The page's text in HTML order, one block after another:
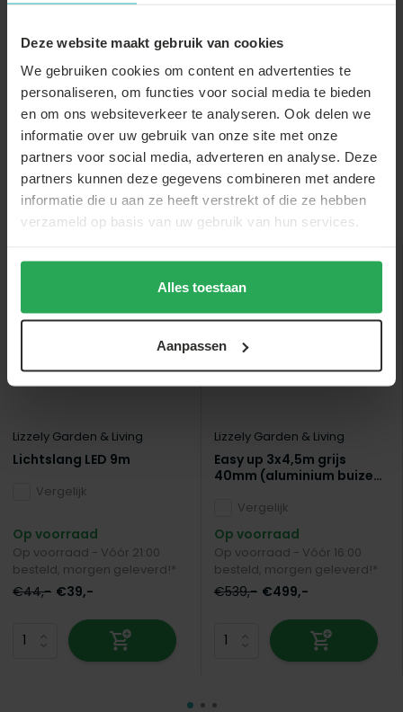
Deze website maakt gebruik van cookies
We gebruiken cookies om content en advertenties te
personaliseren, om functies voor social media te bieden
en om ons websiteverkeer te analyseren. Ook delen we
informatie over uw gebruik van onze site met onze
partners voor social media, adverteren en analyse. Deze
partners kunnen deze gegevens combineren met andere
informatie die u aan ze heeft verstrekt of die ze hebben
verzameld op basis van uw gebruik van hun services.
Alles toestaan
Aanpassen
€34,-
€33,-
€8,-
Anderen bekeken ook
Lizzely Garden & Living
Lichtslang LED 9m
Vergelijk
Op voorraad
Op voorraad - Vóór 21:00
besteld, morgen geleverd!*
€44,- €39,-
sale
Lizzely Garden & Living
Easy up 3x4,5m grijs
40mm (aluminium buizen)
opvouwbaar
Vergelijk
Op voorraad
Op voorraad - Vóór 16:00
besteld, morgen geleverd!*
€539,- €499,-